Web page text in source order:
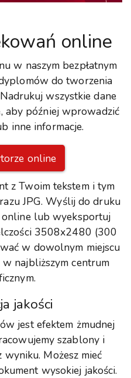
online
w naszym bezpłatnym
do tworzenia
wszystkie dane
aby później wprowadzić
inne informacje.
online
z Twoim tekstem i tym
JPG. Wyślij do druku
lub wyeksportuj
3508x2480 (300
w dowolnym miejscu
najbliższym centrum
jakości
jest efektem żmudnej
szablony i
Możesz mieć
wysokiej jakości.